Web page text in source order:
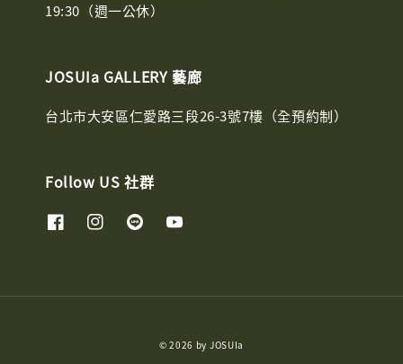
19:30（週一公休）
JOSUIa GALLERY 藝廊
台北市大安區仁愛路三段26-3號7樓（全預約制）
Follow US 社群
© 2026 by JOSUIa